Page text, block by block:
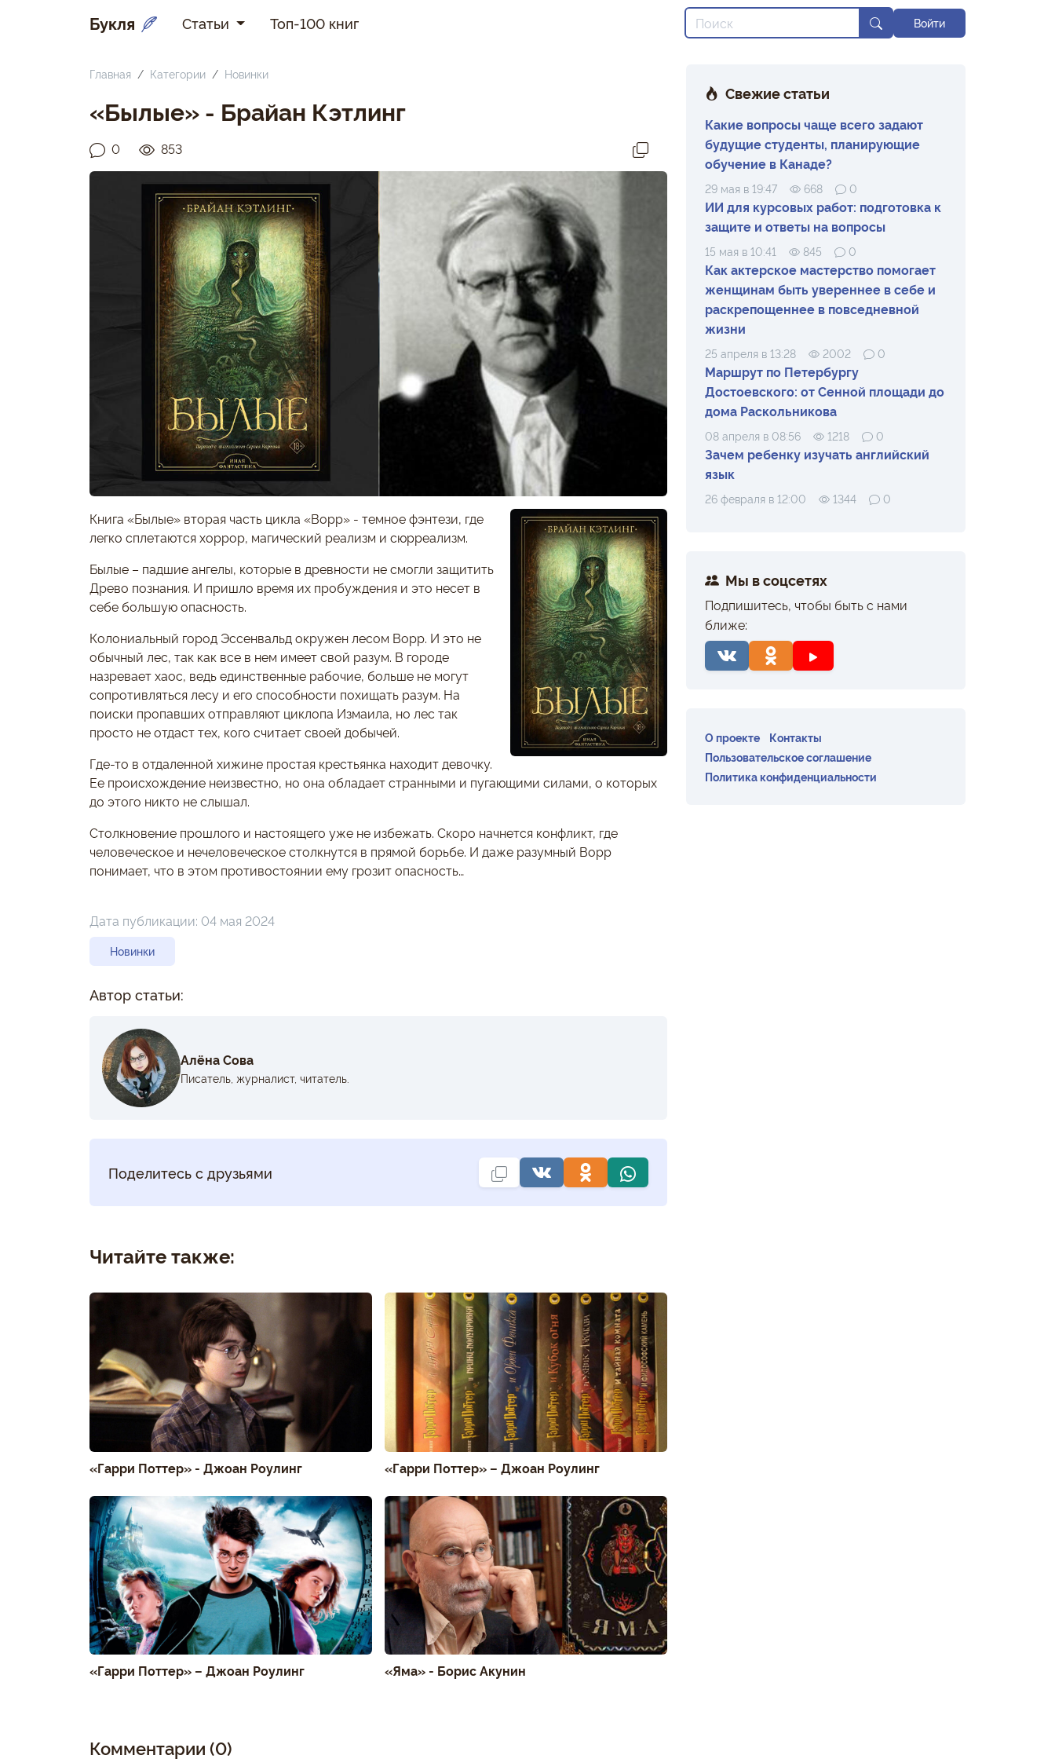
Букля Статьи Топ-100 книг Войти
Главная Категории Новинки
«Былые» - Брайан Кэтлинг
0 853
Книга «Былые» вторая часть цикла «Ворр» - темное фэнтези, где
легко сплетаются хоррор, магический реализм и сюрреализм.
Былые – падшие ангелы, которые в древности не смогли защитить
Древо познания. И пришло время их пробуждения и это несет в
себе большую опасность.
Колониальный город Эссенвальд окружен лесом Ворр. И это не
обычный лес, так как все в нем имеет свой разум. В городе
назревает хаос, ведь единственные рабочие, больше не могут
сопротивляться лесу и его способности похищать разум. На
поиски пропавших отправляют циклопа Измаила, но лес так
просто не отдаст тех, кого считает своей добычей.
Где-то в отдаленной хижине простая крестьянка находит девочку.
Ее происхождение неизвестно, но она обладает странными и пугающими силами, о которых
до этого никто не слышал.
Столкновение прошлого и настоящего уже не избежать. Скоро начнется конфликт, где
человеческое и нечеловеческое столкнутся в прямой борьбе. И даже разумный Ворр
понимает, что в этом противостоянии ему грозит опасность…
Дата публикации: 04 мая 2024
Новинки
Автор статьи:
Алёна Сова
Писатель, журналист, читатель.
Поделитесь с друзьями
Читайте также:
«Гарри Поттер» - Джоан Роулинг «Гарри Поттер» – Джоан Роулинг
«Гарри Поттер» – Джоан Роулинг «Яма» - Борис Акунин
Комментарии (0)
Свежие статьи
Какие вопросы чаще всего задают
будущие студенты, планирующие
обучение в Канаде?
29 мая в 19:47 668 0
ИИ для курсовых работ: подготовка к
защите и ответы на вопросы
15 мая в 10:41 845 0
Как актерское мастерство помогает
женщинам быть увереннее в себе и
раскрепощеннее в повседневной
жизни
25 апреля в 13:28 2002 0
Маршрут по Петербургу
Достоевского: от Сенной площади до
дома Раскольникова
08 апреля в 08:56 1218 0
Зачем ребенку изучать английский
язык
26 февраля в 12:00 1344 0
Мы в соцсетях
Подпишитесь, чтобы быть с нами
ближе:
О проекте
Контакты
Пользовательское соглашение
Политика конфиденциальности